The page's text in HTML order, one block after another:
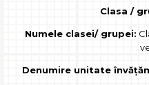
Clasa /
Numele clasei/ grupei:
Denumire unitate